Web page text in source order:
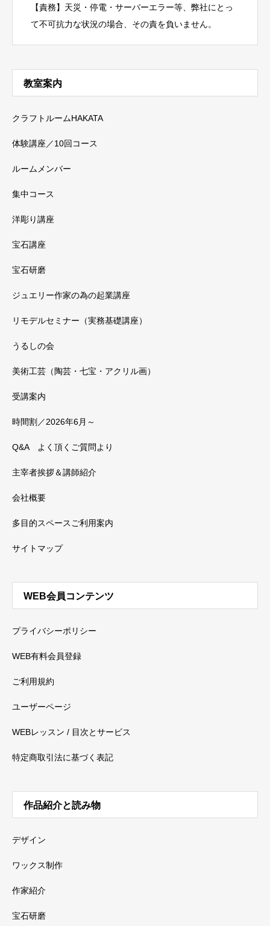
【責務】天災・停電・サーバーエラー等、弊社にとっ
て不可抗力な状況の場合、その責を負いません。
教室案内
クラフトルームHAKATA
体験講座／10回コース
ルームメンバー
集中コース
洋彫り講座
宝石講座
宝石研磨
ジュエリー作家の為の起業講座
リモデルセミナー（実務基礎講座）
うるしの会
美術工芸（陶芸・七宝・アクリル画）
受講案内
時間割／2026年6月～
Q&A よく頂くご質問より
主宰者挨拶＆講師紹介
会社概要
多目的スペースご利用案内
サイトマップ
WEB会員コンテンツ
プライバシーポリシー
WEB有料会員登録
ご利用規約
ユーザーページ
WEBレッスン / 目次とサービス
特定商取引法に基づく表記
作品紹介と読み物
デザイン
ワックス制作
作家紹介
宝石研磨